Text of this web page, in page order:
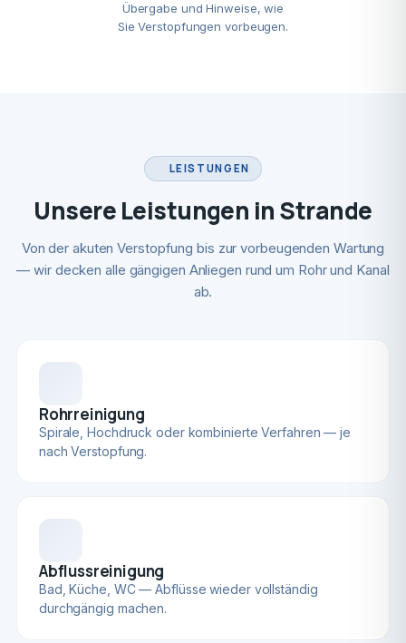
Übergabe und Hinweise, wie
Sie Verstopfungen vorbeugen.
LEISTUNGEN
Unsere Leistungen in Strande
Von der akuten Verstopfung bis zur vorbeugenden Wartung
— wir decken alle gängigen Anliegen rund um Rohr und Kanal
ab.
Rohrreinigung
Spirale, Hochdruck oder kombinierte Verfahren — je
nach Verstopfung.
Abflussreinigung
Bad, Küche, WC — Abflüsse wieder vollständig
durchgängig machen.